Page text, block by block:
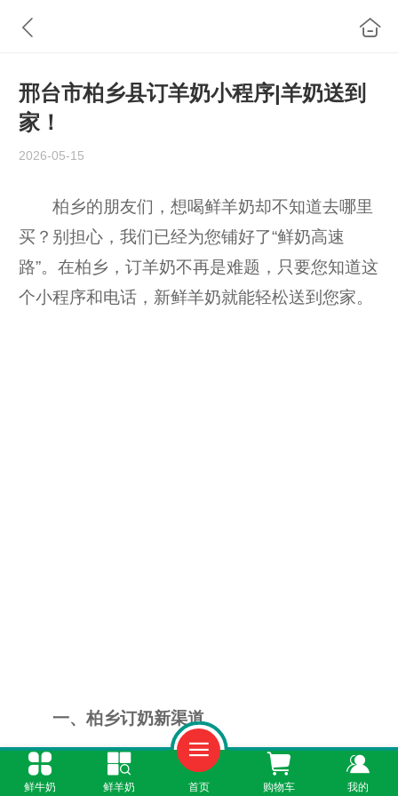
邢台市柏乡县订羊奶小程序|羊奶送到
家！
2026-05-15
柏乡的朋友们，想喝鲜羊奶却不知道去哪里
买？别担心，我们已经为您铺好了“鲜奶高速
路”。在柏乡，订羊奶不再是难题，只要您知道这
个小程序和电话，新鲜羊奶就能轻松送到您家。
一、柏乡订奶新渠道
不要再去四处打听“在哪订羊奶”了，现在最
鲜牛奶 鲜羊奶 首页 购物车 我的